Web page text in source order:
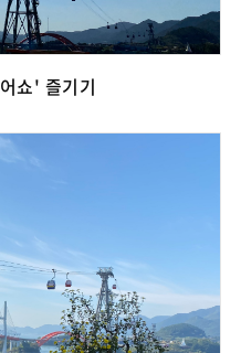
쇼' 즐기기